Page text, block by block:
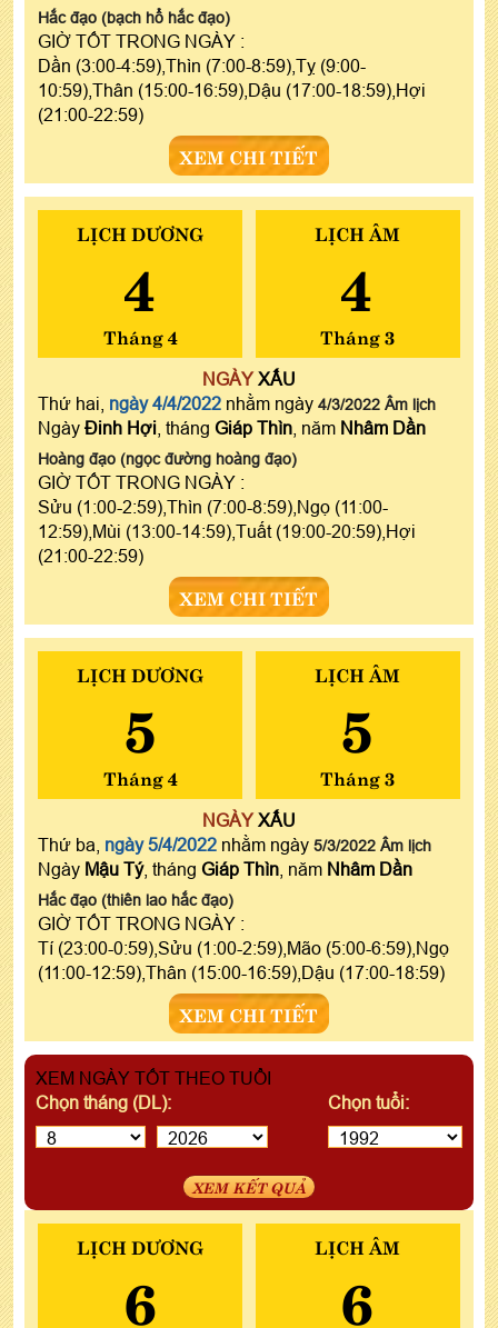
Hắc đạo (bạch hổ hắc đạo)
GIỜ TỐT TRONG NGÀY :
Dần (3:00-4:59),Thìn (7:00-8:59),Tỵ (9:00-
10:59),Thân (15:00-16:59),Dậu (17:00-18:59),Hợi
(21:00-22:59)
XEM CHI TIẾT
LỊCH DƯƠNG
4
Tháng 4
LỊCH ÂM
4
Tháng 3
NGÀYXẤU
Thứ hai, ngày 4/4/2022 nhằm ngày 4/3/2022 Âm lịch
Ngày Đinh Hợi , tháng Giáp Thìn , năm Nhâm Dần
Hoàng đạo (ngọc đường hoàng đạo)
GIỜ TỐT TRONG NGÀY :
Sửu (1:00-2:59),Thìn (7:00-8:59),Ngọ (11:00-
12:59),Mùi (13:00-14:59),Tuất (19:00-20:59),Hợi
(21:00-22:59)
XEM CHI TIẾT
LỊCH DƯƠNG
5
Tháng 4
LỊCH ÂM
5
Tháng 3
NGÀYXẤU
Thứ ba, ngày 5/4/2022 nhằm ngày 5/3/2022 Âm lịch
Ngày Mậu Tý, tháng Giáp Thìn , năm Nhâm Dần
Hắc đạo (thiên lao hắc đạo)
GIỜ TỐT TRONG NGÀY :
Tí (23:00-0:59),Sửu (1:00-2:59),Mão (5:00-6:59),Ngọ
(11:00-12:59),Thân (15:00-16:59),Dậu (17:00-18:59)
XEM CHI TIẾT
XEM NGÀY TỐT THEO TUỔI
Chọn tháng (DL):
Chọn tuổi:
XEM KẾT QUẢ
LỊCH DƯƠNG
6
LỊCH ÂM
6